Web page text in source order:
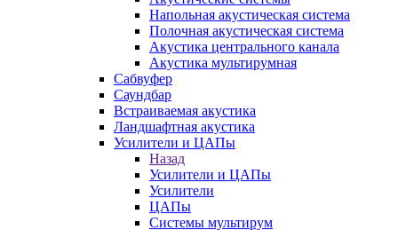
Напольная акустическая система
Полочная акустическая система
Акустика центрального канала
Акустика мультирумная
Сабвуфер
Саундбар
Встраиваемая акустика
Ландшафтная акустика
Усилители и ЦАПы
Назад
Усилители и ЦАПы
Усилители
ЦАПы
Системы мультирум